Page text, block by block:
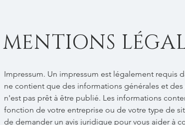
MENTIONS
Impressum. Un impressum est légalement requis
ne contient que des informations générales et
n'est pas prêt à être publié. Les informations
fonction de votre entreprise ou de votre type de
de demander un avis juridique pour vous aider à